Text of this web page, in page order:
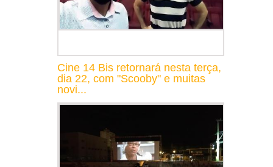
Cine 14 Bis retornará nesta terça,
dia 22, com "Scooby" e muitas
novi...